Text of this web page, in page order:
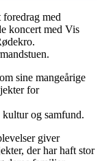
foredrag med
koncert med Vis
sine mangeårige
for
og samfund.
giver
der har haft stor